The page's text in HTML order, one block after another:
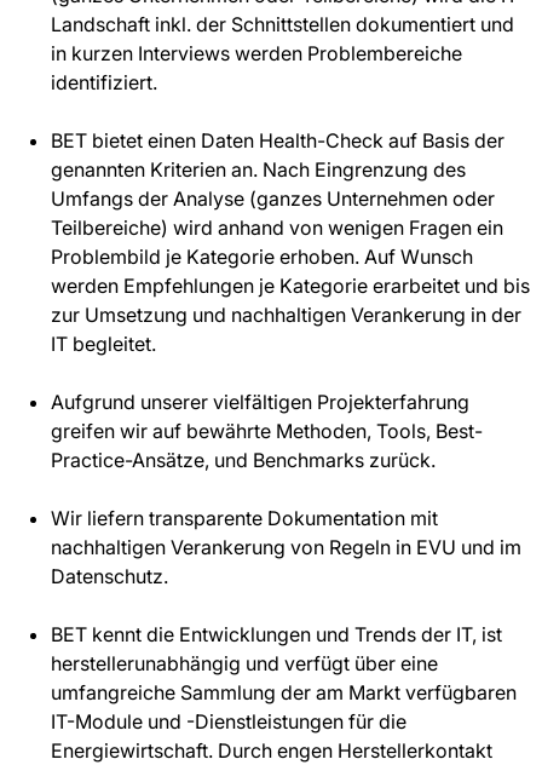
Landschaft inkl. der Schnittstellen dokumentiert und
in kurzen Interviews werden Problembereiche
identifiziert.
BET bietet einen Daten Health-Check auf Basis der
genannten Kriterien an. Nach Eingrenzung des
Umfangs der Analyse (ganzes Unternehmen oder
Teilbereiche) wird anhand von wenigen Fragen ein
Problembild je Kategorie erhoben. Auf Wunsch
werden Empfehlungen je Kategorie erarbeitet und bis
zur Umsetzung und nachhaltigen Verankerung in der
IT begleitet.
Aufgrund unserer vielfältigen Projekterfahrung
greifen wir auf bewährte Methoden, Tools, Best-
Practice-Ansätze, und Benchmarks zurück.
Wir liefern transparente Dokumentation mit
nachhaltigen Verankerung von Regeln in EVU und im
Datenschutz.
BET kennt die Entwicklungen und Trends der IT, ist
herstellerunabhängig und verfügt über eine
umfangreiche Sammlung der am Markt verfügbaren
IT-Module und -Dienstleistungen für die
Energiewirtschaft. Durch engen Herstellerkontakt